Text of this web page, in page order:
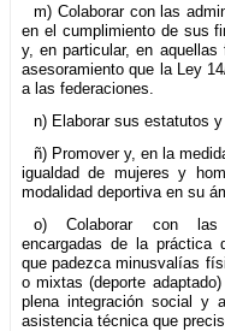
m) Colaborar con las
en el cumplimiento de sus
y, en particular, en
asesoramiento que la Ley
a las federaciones.
n) Elaborar sus estatutos
ñ) Promover y, en la
igualdad de mujeres y
modalidad deportiva en su
o) Colaborar con las
encargadas de la práctica
que padezca minusvalías
o mixtas (deporte
plena integración social y
asistencia técnica que